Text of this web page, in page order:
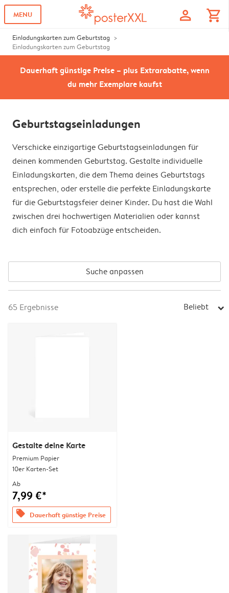
MENU profile shopping_cart
Einladungskarten zum Geburtstag
Einladungskarten zum Geburtstag
Dauerhaft günstige Preise – plus Extrarabatte, wenn
du mehr Exemplare kaufst
Geburtstagseinladungen
Verschicke einzigartige Geburtstagseinladungen für
deinen kommenden Geburtstag. Gestalte individuelle
Einladungskarten, die dem Thema deines Geburtstags
entsprechen, oder erstelle die perfekte Einladungskarte
für die Geburtstagsfeier deiner Kinder. Du hast die Wahl
zwischen drei hochwertigen Materialien oder kannst
dich einfach für Fotoabzüge entscheiden.
Suche anpassen
65 Ergebnisse Beliebt arrow_right
Gestalte deine Karte
Premium Papier
10er Karten-Set
Ab
7,99 €*
offers Dauerhaft günstige Preise